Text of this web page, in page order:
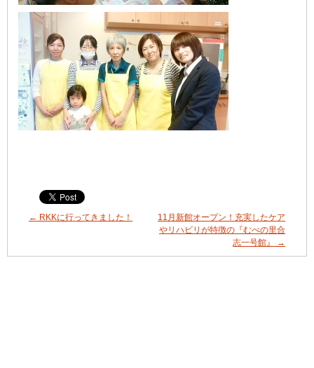
← RKKに行ってきました！
11月新館オープン！充実したケア
やリハビリが特徴の『むべの里合
志一号館』
→